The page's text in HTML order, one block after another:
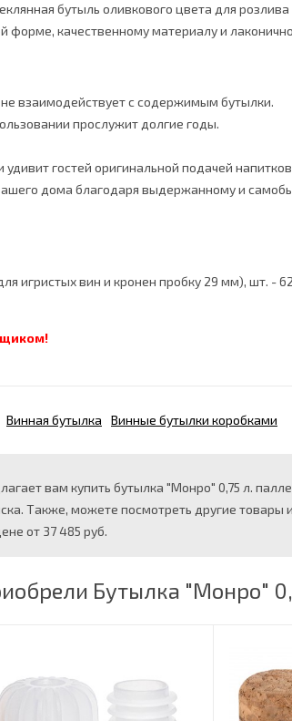
бутыль оливкового цвета для
форме, качественному материалу и
взаимодействует с содержимым бутылки.
прослужит долгие годы.
гостей оригинальной подачей
дома благодаря выдержанному и
игристых вин и кронен пробку 29 мм), шт. -
Винная бутылка Винные бутылки коробками
вам купить бутылка "Монро" 0,75 л.
Также, можете посмотреть другие
от 37 485 руб.
Бутылка "Монро"